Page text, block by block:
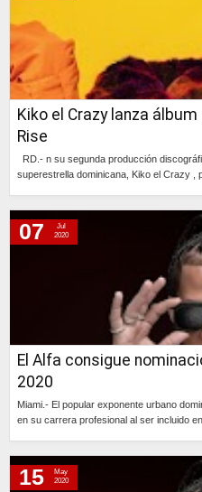
Kiko el Crazy lanza álbum
Rise
RD.- n su segunda producción
superestrella dominicana, Kiko el Crazy ,
El Alfa consigue
2020
Miami.- El popular exponente urbano
en su carrera profesional al ser incluido en
07
Jul
2020
15
May
2020